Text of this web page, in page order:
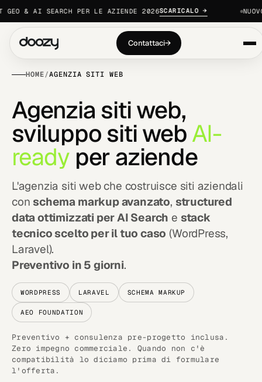
& AI SEARCH PER LE AZIENDE 2026SCARICALO →
Contattaci→
HOME/AGENZIA SITI WEB
Agenzia sitiweb,
sviluppositiwebAI-
ready peraziende
L'agenzia siti web che costruisce siti aziendali
conschema markup avanzato, structured
data ottimizzati per AI Search e stack
tecnico scelto per il tuo caso (WordPress,
Laravel).
Preventivo in 5 giorni.
WORDPRESS LARAVEL SCHEMA MARKUP
AEO FOUNDATION
Preventivo + consulenza pre-progetto inclusa.
Zero impegno commerciale. Quando non c'è
compatibilità lo diciamo prima di formulare
l'offerta.